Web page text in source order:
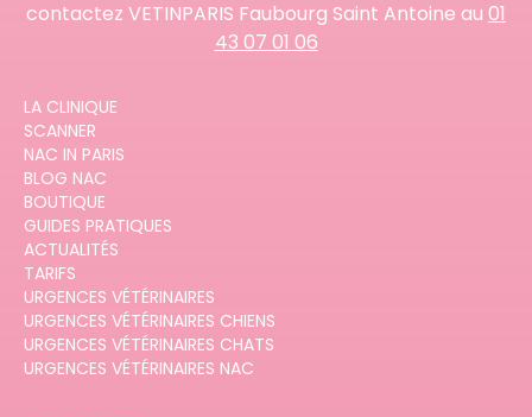
contactez VETINPARIS Faubourg Saint Antoine au 01
43 07 01 06
LA CLINIQUE
SCANNER
NAC IN PARIS
BLOG NAC
BOUTIQUE
GUIDES PRATIQUES
ACTUALITÉS
TARIFS
URGENCES VÉTÉRINAIRES
URGENCES VÉTÉRINAIRES CHIENS
URGENCES VÉTÉRINAIRES CHATS
URGENCES VÉTÉRINAIRES NAC